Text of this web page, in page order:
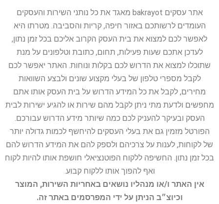
אתר עסקים bakrayot מאגד את כל נותני השירות והעסקים
העומדים לרשותכם באזור חיפה, קריות והסביבה. מטרתו היא
לאפשר לכם למצוא את בית העסק הקרוב אליכם בכל זמן נתון,
לעדכן אתכם שעות פעילות, תחום, כתובת וטלפונים על מנת
שתוכלו למצוא את הדרוש לכם בקלות ונוחות. האתר יאפשר לכם
לקבל מספרי טלפון של בעלי מקצוע שונים ולבצע השוואות
מחירים, לקבל את כל המידע הדרוש על בית העסק אותו אתם
מחפשים ולדעת מתי ניתן לקבל מהם שירות או להגיע ישירות לבית
העסק ובעיקר להעניק לכם כמה שיותר מידע הדרוש עבורכם.
הפורטל מזמין גם את בעלי העסקים להיחשף לכמות גדולה יותר
של לקוחות, לענות על צרכיהם ולספק להם את המידע הדרוש להם
בכל זמן נתון. החשיפה ללקוח הפוטנציאלי חושפת אותו להיות לקוח
ואף להפוך אותו ללקוח קבוע.
אין האתר ו/או מנהליו נושאים באחריות השירות, המוצר
וכיוצ״ב הניתן על ידי המפרסמים באתר זה.